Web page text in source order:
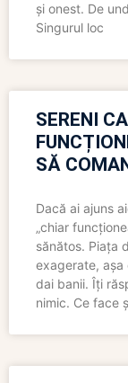
și onest. De
Singurul loc
SERENI
SĂ
Dacă ai ajuns
„chiar
sănătos. Piața
exagerate, așa
dai banii. Îți
nimic. Ce face